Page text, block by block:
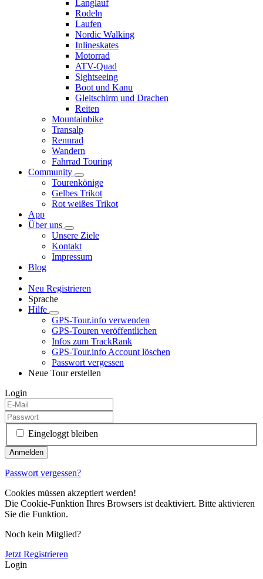
Langlauf
Rodeln
Laufen
Nordic Walking
Inlineskates
Motorrad
ATV-Quad
Sightseeing
Boot und Kanu
Gleitschirm und Drachen
Reiten
Mountainbike
Transalp
Rennrad
Wandern
Fahrrad Touring
Community
Tourenkönige
Gelbes Trikot
Rot weißes Trikot
App
Über uns
Unsere Ziele
Kontakt
Impressum
Blog
Neu Registrieren
Sprache
Hilfe
GPS-Tour.info verwenden
GPS-Touren veröffentlichen
Infos zum TrackRank
GPS-Tour.info Account löschen
Passwort vergessen
Neue Tour erstellen
Login
Eingeloggt bleiben
Passwort vergessen?
Cookies müssen akzeptiert werden!
Die Cookie-Funktion Ihres Browsers ist deaktiviert. Bitte aktivieren
Sie die Funktion.
Noch kein Mitglied?
Jetzt Registrieren
Login